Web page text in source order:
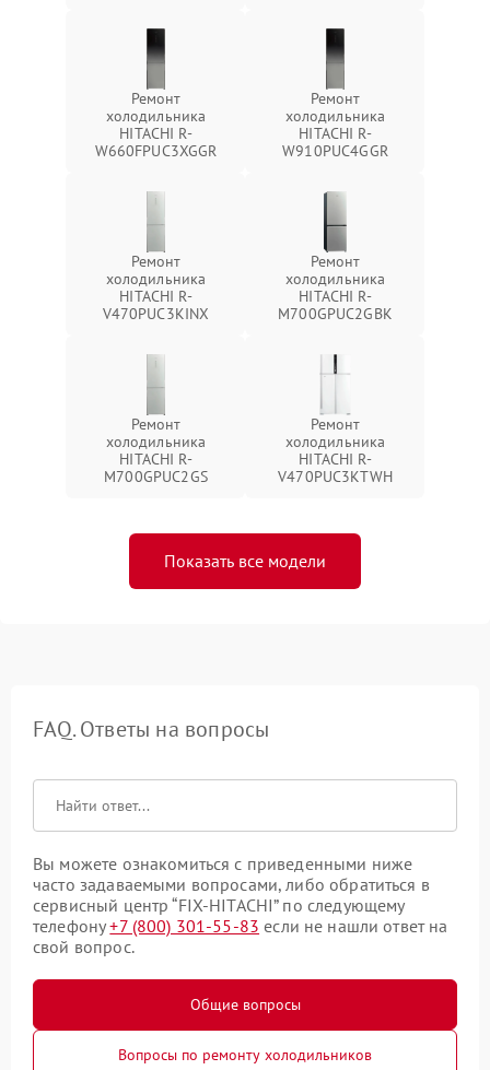
Ремонт
холодильника
HITACHI R-
W660FPUC3XGGR
Ремонт
холодильника
HITACHI R-
W910PUC4GGR
Ремонт
холодильника
HITACHI R-
V470PUC3KINX
Ремонт
холодильника
HITACHI R-
M700GPUC2GBK
Ремонт
холодильника
HITACHI R-
M700GPUC2GS
Ремонт
холодильника
HITACHI R-
V470PUC3KTWH
Показать все модели
FAQ. Ответы на вопросы
Вы можете ознакомиться с приведенными ниже
часто задаваемыми вопросами, либо обратиться в
сервисный центр “FIX-HITACHI” по следующему
телефону+7 (800) 301-55-83 если не нашли ответ на
свой вопрос.
Общие вопросы
Вопросы по ремонту холодильников